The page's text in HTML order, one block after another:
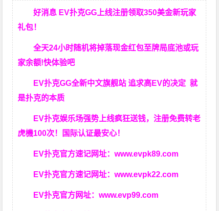
好消息 EV扑克GG上线注册领取350美金新玩家
礼包！
全天24小时随机将掉落现金红包至牌局底池或玩
家余额!快体验吧
EV扑克GG全新中文旗舰站 追求高EV的决定就
是扑克的本质
EV扑克娱乐场强势上线疯狂送钱，注册免费转老
虎機100次！国际认证最安心！
EV扑克官方速记网址：www.evpk89.com
EV扑克官方速记网址：www.evpk22.com
EV扑克官方网址：www.evp99.com